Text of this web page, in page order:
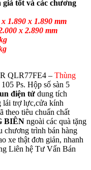
giá tốt và các chương
x 1.890 x 1.890 mm
x 2.890 mm
QLR77FE4 – Thùng
Ps. Hộp số sàn 5
điện tử dung tích
lái trợ lực,cửa kính
theo tiêu chuẩn chất
BIÊN ngoài các quà tặng
chương trình bán hàng
xe thật đơn giản, nhanh
Liên hệ Tư Vấn Bán